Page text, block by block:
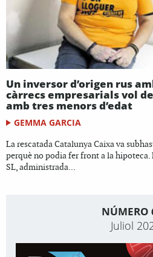
Un inversor d’origen rus
càrrecs empresarials vol
amb tres menors d’edat
GEMMA GARCIA
La rescatada Catalunya Caixa va
perquè no podia fer front a la hipoteca.
SL, administrada...
NÚMERO
Juliol